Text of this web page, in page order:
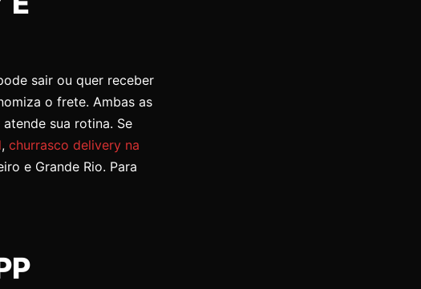
sair ou quer receber
o frete. Ambas as
sua rotina. Se
, churrasco delivery na
e Grande Rio. Para